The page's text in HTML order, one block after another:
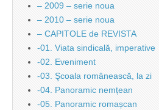
– 2009 – serie noua
– 2010 – serie noua
– CAPITOLE de REVISTA
-01. Viata sindicală, imperative
-02. Eveniment
-03. Şcoala românească, la zi
-04. Panoramic nemțean
-05. Panoramic romașcan